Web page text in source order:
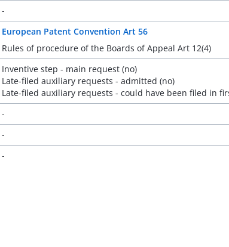
-
European Patent Convention Art 56
Rules of procedure of the Boards of Appeal Art 12(4)
Inventive step - main request (no)
Late-filed auxiliary requests - admitted (no)
Late-filed auxiliary requests - could have been filed in
-
-
-